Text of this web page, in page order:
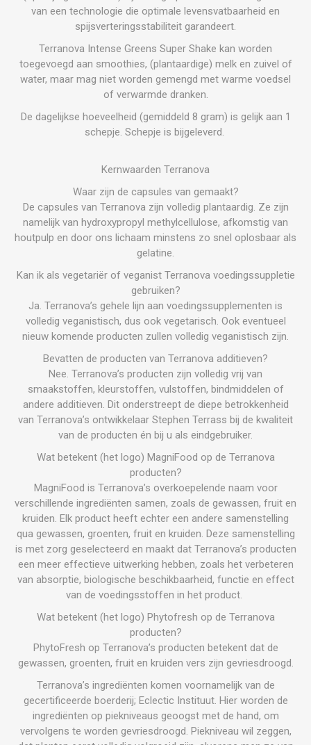
van een technologie die optimale levensvatbaarheid en
spijsverteringsstabiliteit garandeert.
Terranova Intense Greens Super Shake kan worden
toegevoegd aan smoothies, (plantaardige) melk en zuivel of
water, maar mag niet worden gemengd met warme voedsel
of verwarmde dranken.
De dagelijkse hoeveelheid (gemiddeld 8 gram) is gelijk aan 1
schepje. Schepje is bijgeleverd.
Kernwaarden Terranova
Waar zijn de capsules van gemaakt?
De capsules van Terranova zijn volledig plantaardig. Ze zijn
namelijk van hydroxypropyl methylcellulose, afkomstig van
houtpulp en door ons lichaam minstens zo snel oplosbaar als
gelatine.
Kan ik als vegetariër of veganist Terranova voedingssuppletie
gebruiken?
Ja. Terranova’s gehele lijn aan voedingssupplementen is
volledig veganistisch, dus ook vegetarisch. Ook eventueel
nieuw komende producten zullen volledig veganistisch zijn.
Bevatten de producten van Terranova additieven?
Nee. Terranova’s producten zijn volledig vrij van
smaakstoffen, kleurstoffen, vulstoffen, bindmiddelen of
andere additieven. Dit onderstreept de diepe betrokkenheid
van Terranova’s ontwikkelaar Stephen Terrass bij de kwaliteit
van de producten én bij u als eindgebruiker.
Wat betekent (het logo) MagniFood op de Terranova
producten?
MagniFood is Terranova’s overkoepelende naam voor
verschillende ingrediënten samen, zoals de gewassen, fruit en
kruiden. Elk product heeft echter een andere samenstelling
qua gewassen, groenten, fruit en kruiden. Deze samenstelling
is met zorg geselecteerd en maakt dat Terranova’s producten
een meer effectieve uitwerking hebben, zoals het verbeteren
van absorptie, biologische beschikbaarheid, functie en effect
van de voedingsstoffen in het product.
Wat betekent (het logo) Phytofresh op de Terranova
producten?
PhytoFresh op Terranova’s producten betekent dat de
gewassen, groenten, fruit en kruiden vers zijn gevriesdroogd.
Terranova’s ingrediënten komen voornamelijk van de
gecertificeerde boerderij; Eclectic Instituut. Hier worden de
ingrediënten op piekniveaus geoogst met de hand, om
vervolgens te worden gevriesdroogd. Piekniveau wil zeggen,